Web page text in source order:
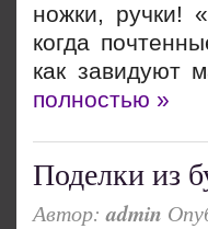
ножки, ручки!
когда
как завидуют
полностью »
Поделки из
Автор:admin